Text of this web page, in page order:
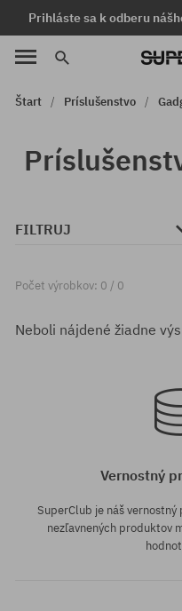
Prihláste sa k odberu
Štart Príslušenstvo
FILTRUJ
Počet výrobkov: 0 / 0
Neboli nájdené žiadne
Vernostný
SuperClub je náš
nezľavnených produktov